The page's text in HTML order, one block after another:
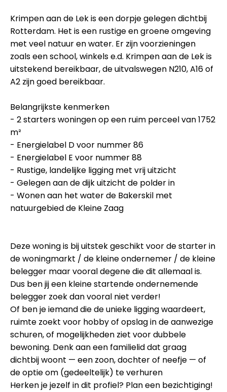
Krimpen aan de Lek is een dorpje gelegen dichtbij
Rotterdam. Het is een rustige en groene omgeving
met veel natuur en water. Er zijn voorzieningen
zoals een school, winkels e.d. Krimpen aan de Lek is
uitstekend bereikbaar, de uitvalswegen N210, A16 of
A2 zijn goed bereikbaar.
Belangrijkste kenmerken
- 2 starters woningen op een ruim perceel van 1752
m²
- Energielabel D voor nummer 86
- Energielabel E voor nummer 88
- Rustige, landelijke ligging met vrij uitzicht
- Gelegen aan de dijk uitzicht de polder in
- Wonen aan het water de Bakerskil met
natuurgebied de Kleine Zaag
Deze woning is bij uitstek geschikt voor de starter in
de woningmarkt / de kleine ondernemer / de kleine
belegger maar vooral degene die dit allemaal is.
Dus ben jij een kleine startende ondernemende
belegger zoek dan vooral niet verder!
Of ben je iemand die de unieke ligging waardeert,
ruimte zoekt voor hobby of opslag in de aanwezige
schuren, of mogelijkheden ziet voor dubbele
bewoning. Denk aan een familielid dat graag
dichtbij woont — een zoon, dochter of neefje — of
de optie om (gedeeltelijk) te verhuren
Herken je jezelf in dit profiel? Plan een bezichtiging!